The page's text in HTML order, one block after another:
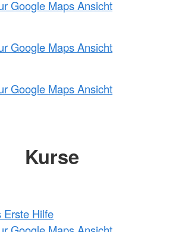
Google Maps Ansicht
Google Maps Ansicht
Google Maps Ansicht
Kurse
Erste Hilfe